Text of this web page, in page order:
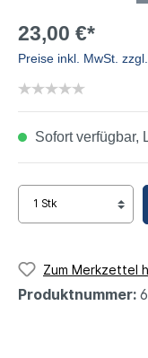
23,00 €*
Preise inkl. MwSt.
Sofort verfügbar,
Zum Merkzettel
Produktnummer: